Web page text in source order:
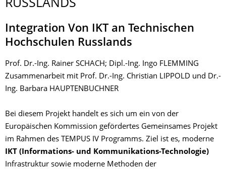
RUSSLANDS
Integration Von IKT an Technischen
Hochschulen Russlands
Prof. Dr.-Ing. Rainer SCHACH; Dipl.-Ing. Ingo FLEMMING
Zusammenarbeit mit Prof. Dr.-Ing. Christian LIPPOLD und Dr.-
Ing. Barbara HAUPTENBUCHNER
Bei diesem Projekt handelt es sich um ein von der
Europäischen Kommission gefördertes Gemeinsames Projekt
im Rahmen des TEMPUS IV Programms. Ziel ist es, moderne
IKT (Informations- und Kommunikations-Technologie)
Infrastruktur sowie moderne Methoden der